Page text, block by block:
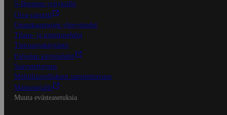
S-Business yrityksille
Oiva-raportit
Osuuskauppojen yhteystiedot
Tilaus- ja toimitusehdot
Tietosuojakäytäntö
Palvelun käyttöehdot
Saavutettavuus
Mobiilisovelluksen saavutettavuus
Mainostajalle
Muuta evästeasetuksia